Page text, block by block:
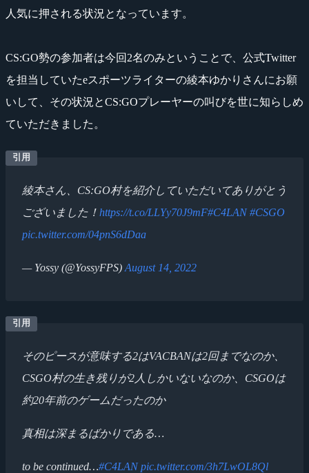
人気に押される状況となっています。
CS:GO勢の参加者は今回2名のみということで、公式Twitter
を担当していたeスポーツライターの綾本ゆかりさんにお願
いして、その状況とCS:GOプレーヤーの叫びを世に知らしめ
ていただきました。
綾本さん、CS:GO村を紹介していただいてありがとう
ございました！ https://t.co/LLYy70J9mF#C4LAN #CSGO
pic.twitter.com/04pnS6dDaa
— Yossy (@YossyFPS) August 14, 2022
そのピースが意味する2はVACBANは2回までなのか、
CSGO村の生き残りが2人しかいないなのか、CSGOは
約20年前のゲームだったのか
真相は深まるばかりである…
to be continued…#C4LAN pic.twitter.com/3h7LwOL8Ql